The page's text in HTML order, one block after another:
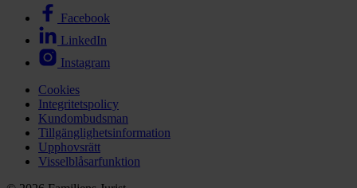
Facebook
LinkedIn
Instagram
Cookies
Integritetspolicy
Kundombudsman
Tillgänglighetsinformation
Upphovsrätt
Visselblåsarfunktion